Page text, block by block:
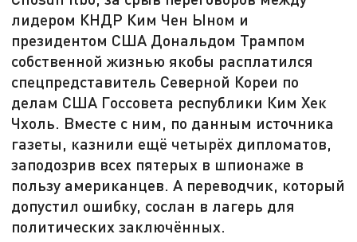
лидером КНДР Ким Чен Ыном и
президентом США Дональдом Трампом
собственной жизнью якобы расплатился
спецпредставитель Северной Кореи по
делам США Госсовета республики Ким Хек
Чхоль. Вместе с ним, по данным источника
газеты, казнили ещё четырёх дипломатов,
заподозрив всех пятерых в шпионаже в
пользу американцев. А переводчик, который
допустил ошибку, сослан в лагерь для
политических заключённых.